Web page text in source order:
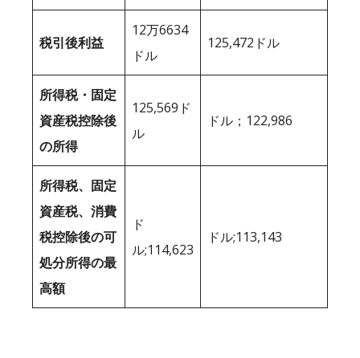
税引後利益
12万6634
ドル
125,472ドル
所得税・固定
資産税控除後
の所得
125,569ド
ル
ドル；122,986
所得税、固定
資産税、消費
税控除後の可
処分所得の最
高額
ド
ル;114,623
ドル;113,143